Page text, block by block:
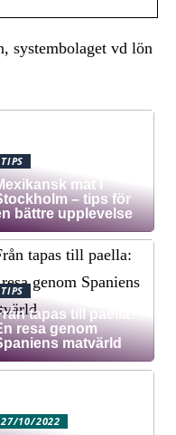
systembolaget vd lön
TIPS
mat i
– tips för
bättre upplevelse
TIPS
tapas till paella:
resa genom
matvärld
27/10/2022